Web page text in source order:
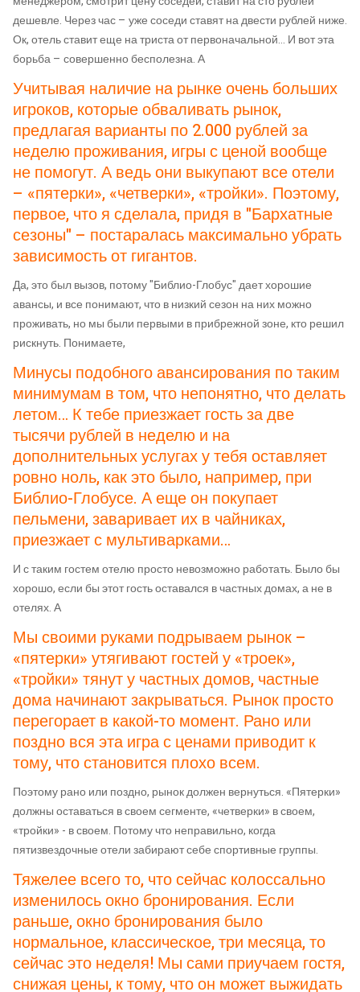
дешевле. Через час – уже соседи ставят на двести рублей ниже.
Ок, отель ставит еще на триста от первоначальной… И вот эта
борьба – совершенно бесполезна. А
Учитывая наличие на рынке очень больших
игроков, которые обваливать рынок,
предлагая варианты по 2.000 рублей за
неделю проживания, игры с ценой вообще
не помогут. А ведь они выкупают все отели
– «пятерки», «четверки», «тройки». Поэтому,
первое, что я сделала, придя в "Бархатные
сезоны" – постаралась максимально убрать
зависимость от гигантов.
Да, это был вызов, потому "Библио-Глобус" дает хорошие
авансы, и все понимают, что в низкий сезон на них можно
проживать, но мы были первыми в прибрежной зоне, кто решил
рискнуть. Понимаете,
Минусы подобного авансирования по таким
минимумам в том, что непонятно, что делать
летом… К тебе приезжает гость за две
тысячи рублей в неделю и на
дополнительных услугах у тебя оставляет
ровно ноль, как это было, например, при
Библио-Глобусе. А еще он покупает
пельмени, заваривает их в чайниках,
приезжает с мультиварками…
И с таким гостем отелю просто невозможно работать. Было бы
хорошо, если бы этот гость оставался в частных домах, а не в
отелях. А
Мы своими руками подрываем рынок –
«пятерки» утягивают гостей у «троек»,
«тройки» тянут у частных домов, частные
дома начинают закрываться. Рынок просто
перегорает в какой-то момент. Рано или
поздно вся эта игра с ценами приводит к
тому, что становится плохо всем.
Поэтому рано или поздно, рынок должен вернуться. «Пятерки»
должны оставаться в своем сегменте, «четверки» в своем,
«тройки» - в своем. Потому что неправильно, когда
пятизвездочные отели забирают себе спортивные группы.
Тяжелее всего то, что сейчас колоссально
изменилось окно бронирования. Если
раньше, окно бронирования было
нормальное, классическое, три месяца, то
сейчас это неделя! Мы сами приучаем гостя,
снижая цены, к тому, что он может выжидать